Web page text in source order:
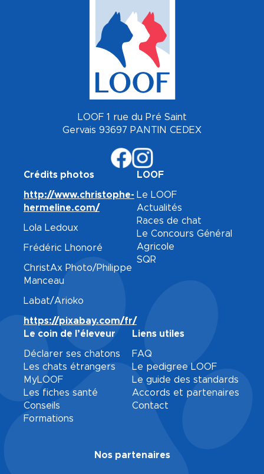
LOOF 1 rue du Pré Saint
Gervais 93697 PANTIN CEDEX
Crédits photos
http://www.christophe-
hermeline.com/
Lola Ledoux
Frédéric Lhonoré
ChristAx Photo/Philippe
Manceau
Labat/Arioko
https://pixabay.com/fr/
LOOF
Le LOOF
Actualités
Races de chat
Le Concours Général
Agricole
SQR
Le coin de l’éleveur
Déclarer ses chatons
Les chats étrangers
MyLOOF
Les fiches santé
Conseils
Formations
Liens utiles
FAQ
Le pedigree LOOF
Le guide des standards
Accords et partenaires
Contact
Nos partenaires